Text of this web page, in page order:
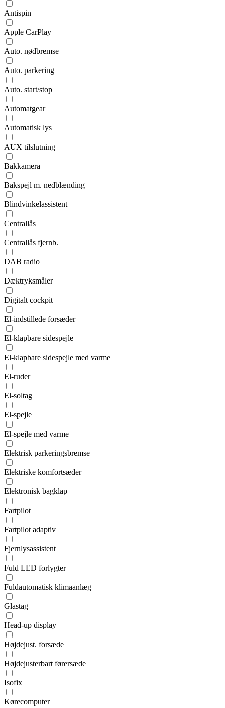
Antispin
Apple CarPlay
Auto. nødbremse
Auto. parkering
Auto. start/stop
Automatgear
Automatisk lys
AUX tilslutning
Bakkamera
Bakspejl m. nedblænding
Blindvinkelassistent
Centrallås
Centrallås fjernb.
DAB radio
Dæktryksmåler
Digitalt cockpit
El-indstillede forsæder
El-klapbare sidespejle
El-klapbare sidespejle med varme
El-ruder
El-soltag
El-spejle
El-spejle med varme
Elektrisk parkeringsbremse
Elektriske komfortsæder
Elektronisk bagklap
Fartpilot
Fartpilot adaptiv
Fjernlysassistent
Fuld LED forlygter
Fuldautomatisk klimaanlæg
Glastag
Head-up display
Højdejust. forsæde
Højdejusterbart førersæde
Isofix
Kørecomputer